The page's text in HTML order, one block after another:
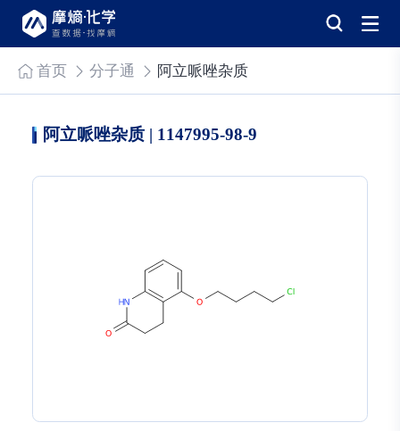
首页 分子通 阿立哌唑杂质
阿立哌唑杂质 | 1147995-98-9